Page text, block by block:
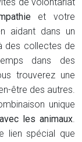
et votre
aidant dans un
des collectes de
dans des
trouverez une
être des autres.
unique
les animaux.
lien spécial que